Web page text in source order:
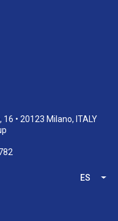
• 20123 Milano, ITALY
ES